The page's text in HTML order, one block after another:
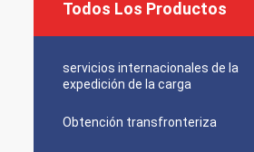
Todos Los Productos
servicios internacionales de la
expedición de la carga
Obtención transfronteriza